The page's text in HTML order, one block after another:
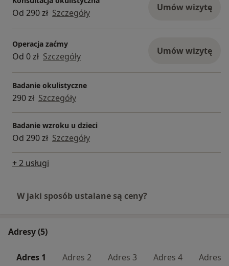
Do moich zainteresowań klinicznych należy
okulistyka dorosłych oraz dzieci, w tym:
– diagnostyka oraz leczenie zaćmy (wykonuję
kilkaset operacji rocznie)
– hamowanie progresji wad wzroku u dzieci
Prowadzi na Facebooku grupę dla okulistów,
optometrystów oraz pacjentów dotyczącą
najnowszych metod @Hamowanie wad wzroku
– leczenie zespołu suchego oka
– diagnostyka oraz leczenie jaskry
– kompleksowa opieka okulistyczna dla
pacjentów z cukrzycą oraz nadciśnieniem
W pracy naukowej oraz klinicznej współpracuję z
– Wielkiej Brytanii
Od 290 zł Szczegóły Umów wizytę
Operacja zaćmy
Od 0 zł Szczegóły Umów wizytę
Badanie okulistyczne
290 zł Szczegóły
Badanie wzroku u dzieci
Od 290 zł Szczegóły
+ 2 usługi
W jaki sposób ustalane są ceny?
Adresy (5)
Adres 1 Adres 2 Adres 3 Adres 4 Adres 5